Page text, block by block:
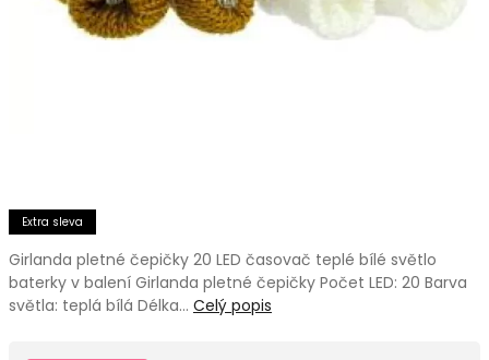
Extra sleva
Girlanda pletné čepičky 20 LED časovač teplé bílé světlo
baterky v balení Girlanda pletné čepičky Počet LED: 20 Barva
světla: teplá bílá Délka… Celý popis